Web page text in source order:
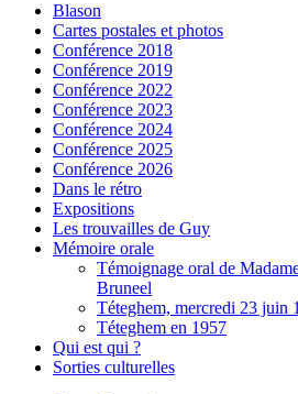
Blason
Cartes postales et photos
Conférence 2018
Conférence 2019
Conférence 2022
Conférence 2023
Conférence 2024
Conférence 2025
Conférence 2026
Dans le rétro
Expositions
Les trouvailles de Guy
Mémoire orale
Témoignage oral de
Bruneel
Téteghem, mercredi 23 juin
Téteghem en 1957
Qui est qui ?
Sorties culturelles